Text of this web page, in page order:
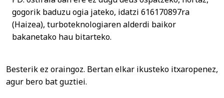
gogorik baduzu ogia jateko, idatzi 616170897ra
(Haizea), turboteknologiaren alderdi baikor
bakanetako hau bitarteko.
Besterik ez oraingoz. Bertan elkar ikusteko itxaropenez,
agur bero bat guztiei.